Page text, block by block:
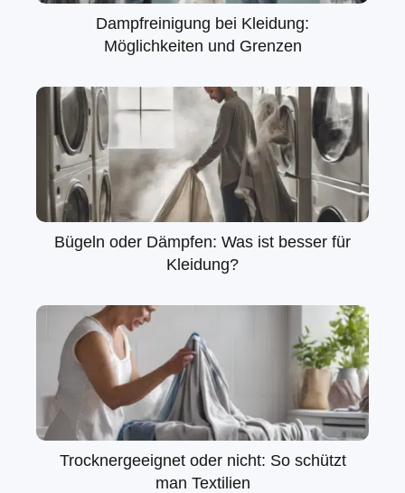
Dampfreinigung bei Kleidung:
Möglichkeiten und Grenzen
Bügeln oder Dämpfen: Was ist besser für
Kleidung?
Trocknergeeignet oder nicht: So schützt
man Textilien